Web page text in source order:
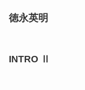
徳永英明
INTRO Ⅱ